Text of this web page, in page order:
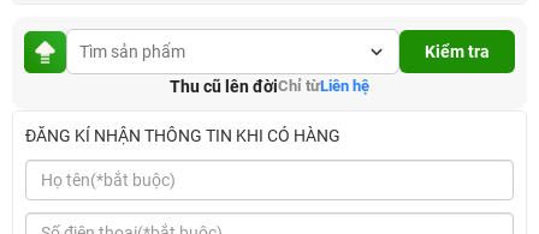
Kiểm tra
Thu cũ lên đờiChỉ từLiên hệ
ĐĂNG KÍ NHẬN THÔNG TIN KHI CÓ HÀNG